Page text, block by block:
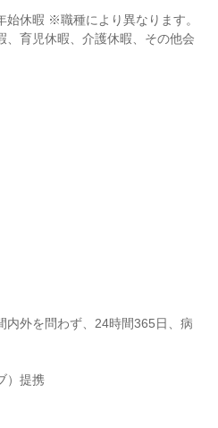
始休暇 ※職種により異なります。
、育児休暇、介護休暇、その他会
内外を問わず、24時間365日、病
）提携